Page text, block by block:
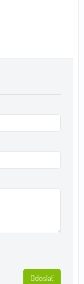
Odoslať